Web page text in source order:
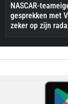
NASCAR-
gesprekken met
zeker op zijn